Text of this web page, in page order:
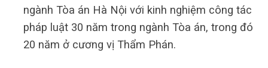
ngành Tòa án Hà Nội với kinh nghiệm công tác
pháp luật 30 năm trong ngành Tòa án, trong đó
20 năm ở cương vị Thẩm Phán.